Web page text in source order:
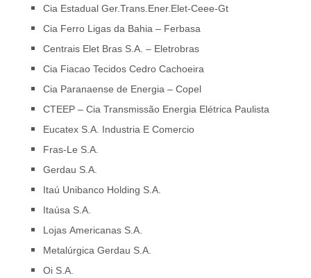
Cia Estadual Ger.Trans.Ener.Elet-Ceee-Gt
Cia Ferro Ligas da Bahia – Ferbasa
Centrais Elet Bras S.A. – Eletrobras
Cia Fiacao Tecidos Cedro Cachoeira
Cia Paranaense de Energia – Copel
CTEEP – Cia Transmissão Energia Elétrica Paulista
Eucatex S.A. Industria E Comercio
Fras-Le S.A.
Gerdau S.A.
Itaú Unibanco Holding S.A.
Itaúsa S.A.
Lojas Americanas S.A.
Metalúrgica Gerdau S.A.
Oi S.A.